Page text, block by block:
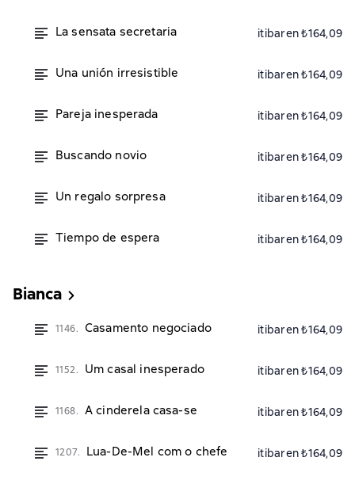
La sensata secretaria itibaren ₺164,09
Una unión irresistible itibaren ₺164,09
Pareja inesperada itibaren ₺164,09
Buscando novio itibaren ₺164,09
Un regalo sorpresa itibaren ₺164,09
Tiempo de espera itibaren ₺164,09
Bianca
1146. Casamento negociado itibaren ₺164,09
1152. Um casal inesperado itibaren ₺164,09
1168. A cinderela casa-se itibaren ₺164,09
1207. Lua-De-Mel com o chefe itibaren ₺164,09